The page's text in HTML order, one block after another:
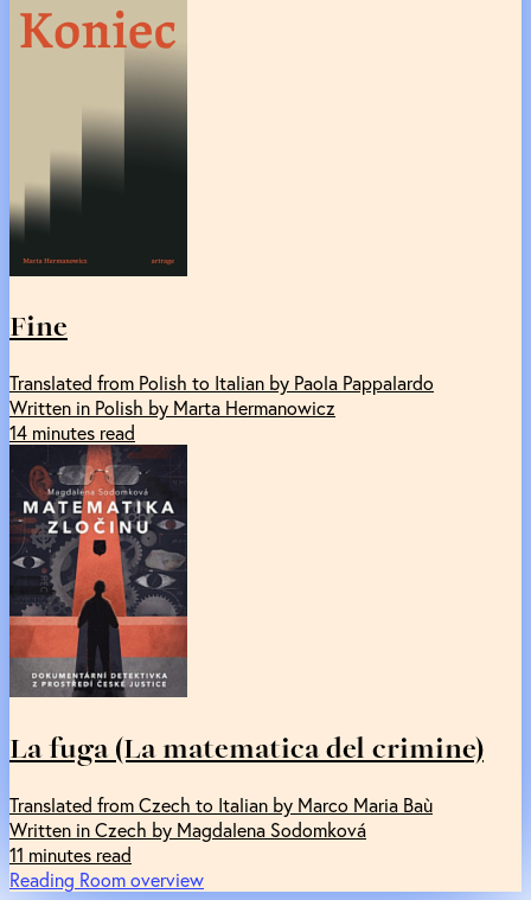
Fine
Translated from Polish to Italian by Paola Pappalardo
Written in Polish by Marta Hermanowicz
14 minutes read
La fuga (La matematica del crimine)
Translated from Czech to Italian by Marco Maria Baù
Written in Czech by Magdalena Sodomková
11 minutes read
Reading Room overview